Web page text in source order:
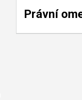
Právní